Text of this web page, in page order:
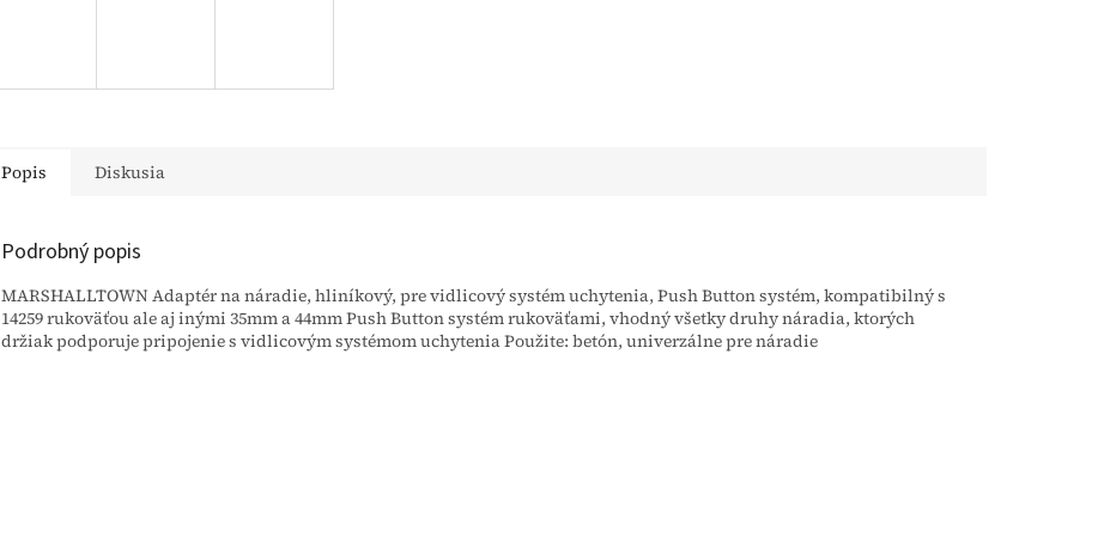
Popis Diskusia
Podrobný popis
MARSHALLTOWN Adaptér na náradie, hliníkový, pre vidlicový systém uchytenia, Push Button systém, kompatibilný s
14259 rukoväťou ale aj inými 35mm a 44mm Push Button systém rukoväťami, vhodný všetky druhy náradia, ktorých
držiak podporuje pripojenie s vidlicovým systémom uchytenia Použite: betón, univerzálne pre náradie